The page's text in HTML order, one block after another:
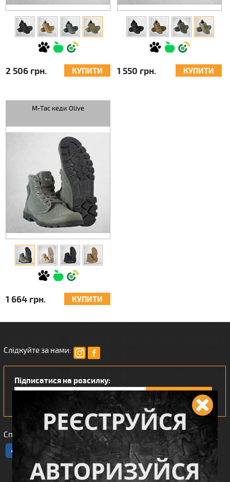
2 506 грн. КУПИТИ 1 550 грн. КУПИТИ
M-Tac кеди Olive
1 664 грн. КУПИТИ
Слідкуйте за нами:
Підписатися на розсилку:
Сподобався наш інтернет магазин?